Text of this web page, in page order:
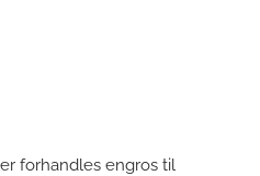
forhandles engros til